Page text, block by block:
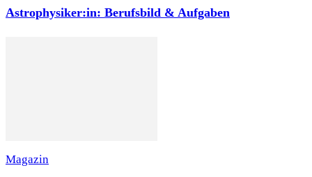
Astrophysiker:in: Berufsbild & Aufgaben
Magazin